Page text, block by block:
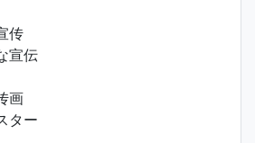
传
宣伝
画
ター